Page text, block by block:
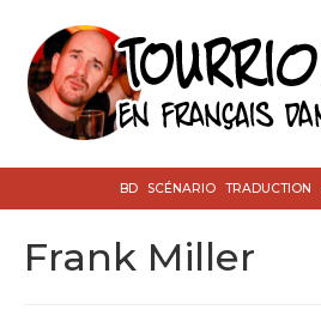
BD SCÉNARIO TRADUCTION
Frank Miller